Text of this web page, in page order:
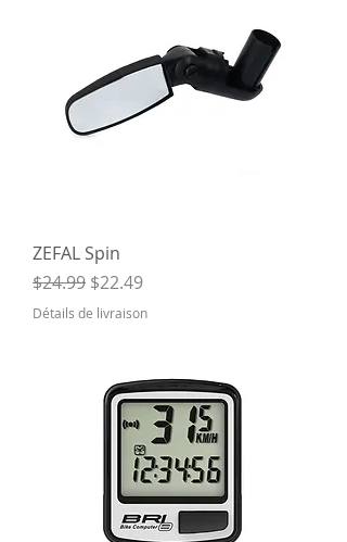
ZEFAL Spin
Regular Price
$24.99 Sale Price
$22.49
Détails de livraison